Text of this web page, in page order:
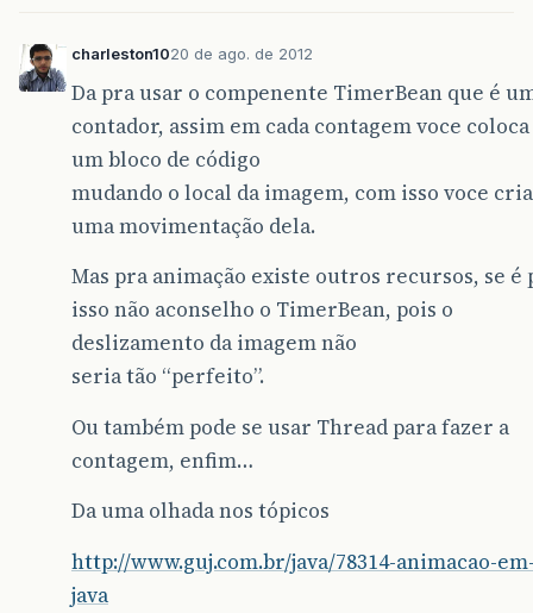
charleston1020 de ago. de 2012
Da pra usar o compenente TimerBean que é
contador, assim em cada contagem voce coloca
um bloco de código
mudando o local da imagem, com isso voce cria
uma movimentação dela.
Mas pra animação existe outros recursos, se é
isso não aconselho o TimerBean, pois o
deslizamento da imagem não
seria tão “perfeito”.
Ou também pode se usar Thread para fazer a
contagem, enfim…
Da uma olhada nos tópicos
http://www.guj.com.br/java/78314-animacao-
java